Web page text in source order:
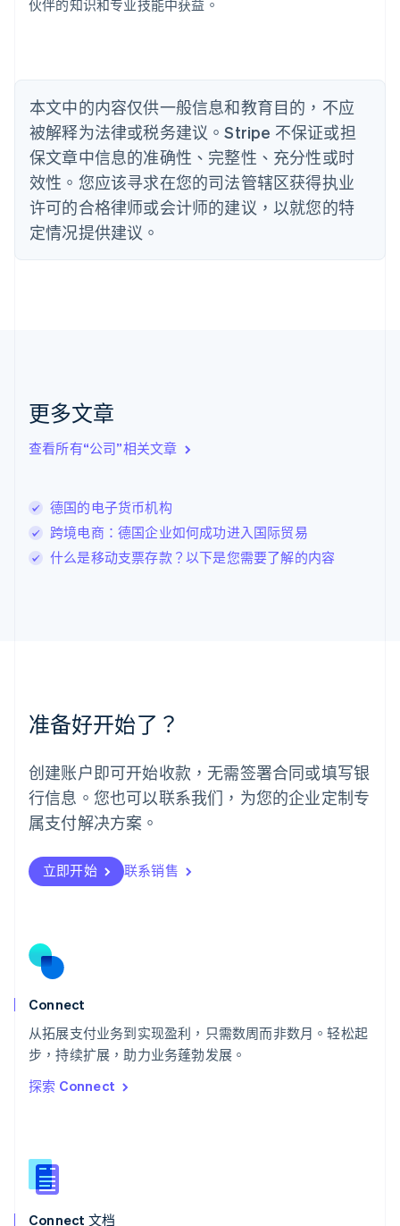
伙伴的知识和专业技能中获益。
本文中的内容仅供一般信息和教育目的，不应
被解释为法律或税务建议。Stripe 不保证或担
保文章中信息的准确性、完整性、充分性或时
效性。您应该寻求在您的司法管辖区获得执业
许可的合格律师或会计师的建议，以就您的特
定情况提供建议。
更多文章
查看所有“公司”相关文章
德国的电子货币机构
跨境电商：德国企业如何成功进入国际贸易
什么是移动支票存款？以下是您需要了解的内容
准备好开始了？
创建账户即可开始收款，无需签署合同或填写银
行信息。您也可以联系我们，为您的企业定制专
属支付解决方案。
立即开始 联系销售
Connect
从拓展支付业务到实现盈利，只需数周而非数月。轻松起
步，持续扩展，助力业务蓬勃发展。
探索 Connect
Connect 文档
English
丹麦
English
德国
DeutschEnglish
法国
FrançaisEnglish
芬兰
EnglishSvenska
English
English
卢森堡
罗马尼亚
English
挪威
葡萄牙
Português English
日本
日本語English
瑞典
瑞士
DeutschFrançais
English
斯洛文尼亚
泰国
ไทยEnglish
希腊
English
西班牙
新西兰
English
匈牙利
English